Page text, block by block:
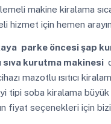
makine kiralama
hizmet için hemen
parke öncesi şap
sıva kurutma makinesi
mazotlu ısıtıcı
tipi soba kiralama büyük
fiyat seçenekleri için bizi